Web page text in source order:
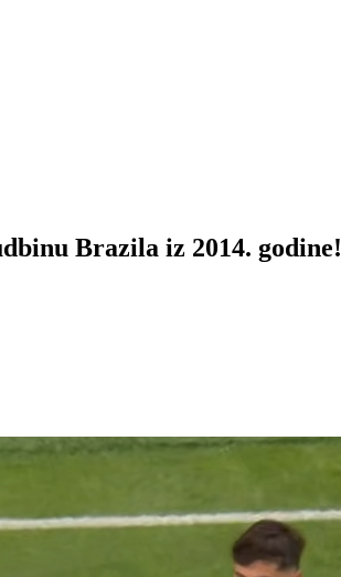
Brazila iz 2014. godine!